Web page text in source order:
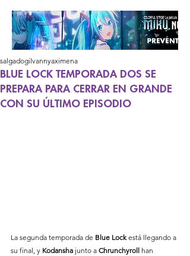
BLUE LOCK TEMPORADA DOS SE
PREPARA PARA CERRAR EN GRANDE
CON SU ÚLTIMO EPISODIO
salgadogilvannyaximena
La segunda temporada de Blue Lock está llegando a
su final, y Kodansha junto a Chrunchyroll han